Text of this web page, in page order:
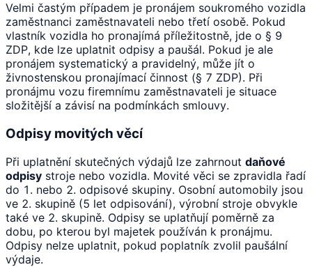
Velmi častým případem je pronájem soukromého vozidla
zaměstnanci zaměstnavateli nebo třetí osobě. Pokud
vlastník vozidla ho pronajímá příležitostně, jde o § 9
ZDP, kde lze uplatnit odpisy a paušál. Pokud je ale
pronájem systematický a pravidelný, může jít o
živnostenskou pronajímací činnost (§ 7 ZDP). Při
pronájmu vozu firemnímu zaměstnavateli je situace
složitější a závisí na podmínkách smlouvy.
Odpisy movitých věcí
Při uplatnění skutečných výdajů lze zahrnout daňové
odpisy stroje nebo vozidla. Movité věci se zpravidla řadí
do 1. nebo 2. odpisové skupiny. Osobní automobily jsou
ve 2. skupině (5 let odpisování), výrobní stroje obvykle
také ve 2. skupině. Odpisy se uplatňují poměrně za
dobu, po kterou byl majetek používán k pronájmu.
Odpisy nelze uplatnit, pokud poplatník zvolil paušální
výdaje.